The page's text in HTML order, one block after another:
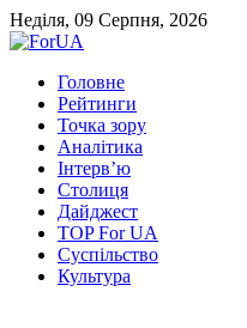
Неділя, 09 Серпня, 2026
Головне
Рейтинги
Точка зору
Аналітика
Інтерв’ю
Столиця
Дайджест
TOP For UA
Суспiльство
Культура